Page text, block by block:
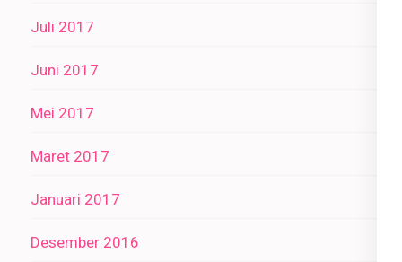
Juli 2017
Juni 2017
Mei 2017
Maret 2017
Januari 2017
Desember 2016